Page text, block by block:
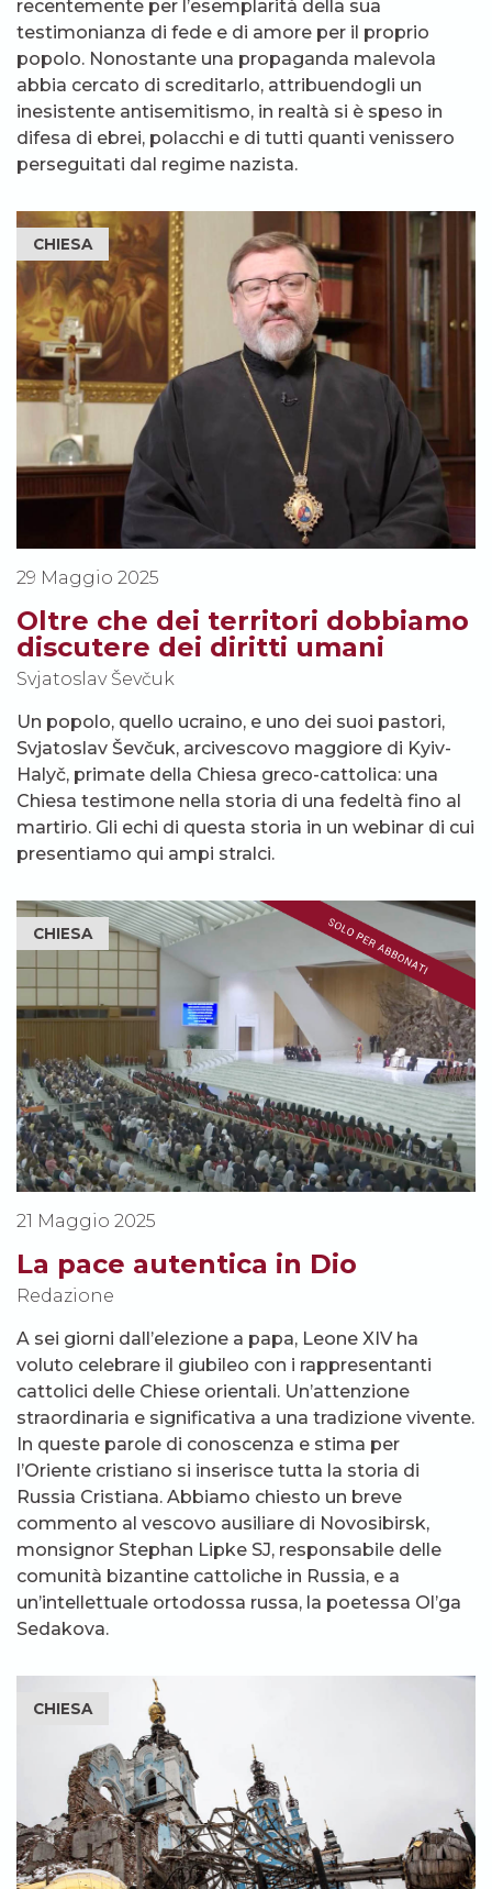
recentemente per l’esemplarità della sua
testimonianza di fede e di amore per il proprio
popolo. Nonostante una propaganda malevola
abbia cercato di screditarlo, attribuendogli un
inesistente antisemitismo, in realtà si è speso in
difesa di ebrei, polacchi e di tutti quanti venissero
perseguitati dal regime nazista.
CHIESA
29 Maggio 2025
Oltre che dei territori dobbiamo
discutere dei diritti umani
Svjatoslav Ševčuk
Un popolo, quello ucraino, e uno dei suoi pastori,
Svjatoslav Ševčuk, arcivescovo maggiore di Kyiv-
Halyč, primate della Chiesa greco-cattolica: una
Chiesa testimone nella storia di una fedeltà fino al
martirio. Gli echi di questa storia in un webinar di cui
presentiamo qui ampi stralci.
CHIESA
21 Maggio 2025
La pace autentica in Dio
Redazione
A sei giorni dall’elezione a papa, Leone XIV ha
voluto celebrare il giubileo con i rappresentanti
cattolici delle Chiese orientali. Un’attenzione
straordinaria e significativa a una tradizione vivente.
In queste parole di conoscenza e stima per
l’Oriente cristiano si inserisce tutta la storia di
Russia Cristiana. Abbiamo chiesto un breve
commento al vescovo ausiliare di Novosibirsk,
monsignor Stephan Lipke SJ, responsabile delle
comunità bizantine cattoliche in Russia, e a
un’intellettuale ortodossa russa, la poetessa Ol’ga
Sedakova.
CHIESA